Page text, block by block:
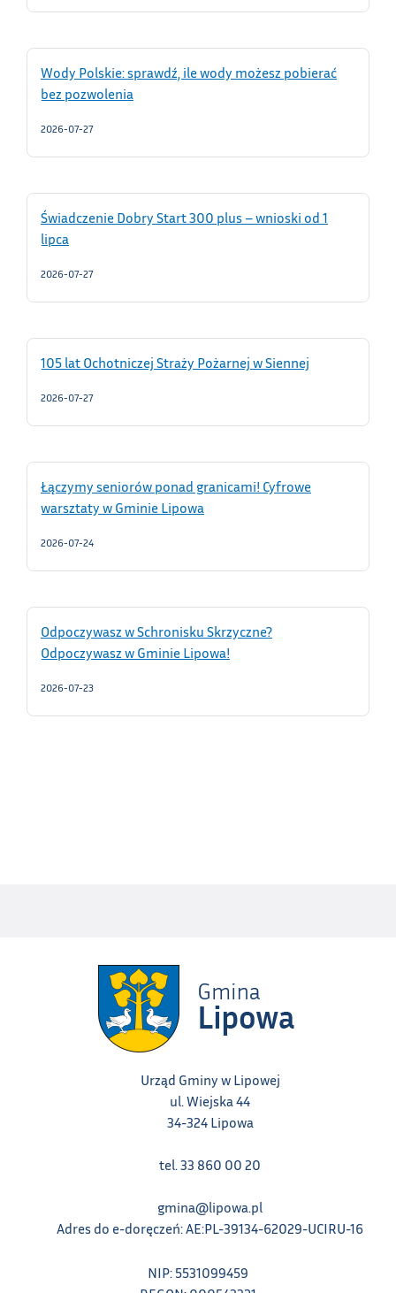
Wody Polskie: sprawdź, ile wody możesz pobierać
bez pozwolenia
2026-07-27
Świadczenie Dobry Start 300 plus – wnioski od 1
lipca
2026-07-27
105 lat Ochotniczej Straży Pożarnej w Siennej
2026-07-27
Łączymy seniorów ponad granicami! Cyfrowe
warsztaty w Gminie Lipowa
2026-07-24
Odpoczywasz w Schronisku Skrzyczne?
Odpoczywasz w Gminie Lipowa!
2026-07-23
Urząd Gminy w Lipowej
ul. Wiejska 44
34-324 Lipowa
tel. 33 860 00 20
gmina@lipowa.pl
Adres do e-doręczeń: AE:PL-39134-62029-UCIRU-16
NIP: 5531099459